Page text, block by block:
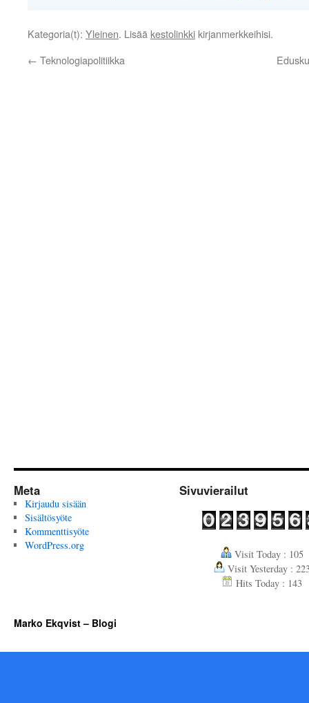
Kategoria(t): Yleinen. Lisää kestolinkki kirjanmerkkeihisi.
← Teknologiapolitiikka
Meta
Kirjaudu sisään
Sisältösyöte
Kommenttisyöte
WordPress.org
Sivuvierailut
Visit Today : 105
Visit Yesterday :
Hits Today : 143
Marko Ekqvist – Blogi